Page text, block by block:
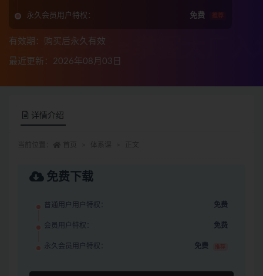
永久会员用户特权： 免费 推荐
有效期：购买后永久有效
最近更新：2026年08月03日
详情介绍
免费下载
普通用户用户特权： 免费
会员用户特权： 免费
永久会员用户特权： 免费 推荐